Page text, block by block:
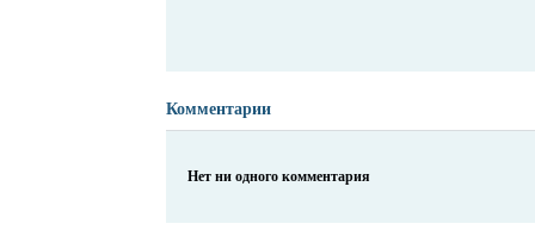
Комментарии
Нет ни одного комментария